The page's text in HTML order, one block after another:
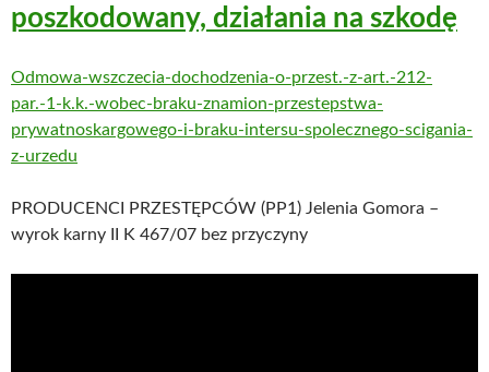
poszkodowany, działania na szkodę
Odmowa-wszczecia-dochodzenia-o-przest.-z-art.-212-
par.-1-k.k.-wobec-braku-znamion-przestepstwa-
prywatnoskargowego-i-braku-intersu-spolecznego-scigania-
z-urzedu
PRODUCENCI PRZESTĘPCÓW (PP1) Jelenia Gomora –
wyrok karny II K 467/07 bez przyczyny